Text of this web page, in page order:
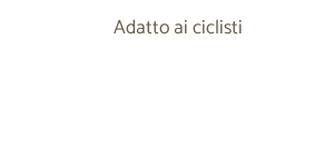
Adatto ai ciclisti